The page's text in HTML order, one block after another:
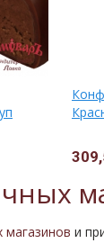
магазинов и